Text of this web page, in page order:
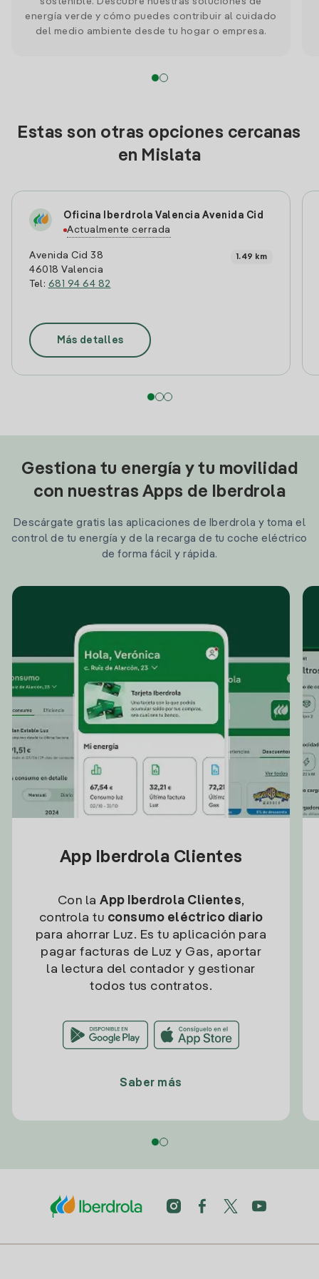
energía verde y cómo puedes contribuir al cuidado
del medio ambiente desde tu hogar o empresa.
Estas son otras opciones cercanas
en Mislata
Oficina Iberdrola Valencia Avenida Cid
Actualmente cerrada
Avenida Cid 38
46018 Valencia
Tel: 681 94 64 82
1.49 km
Más detalles
Gestiona tu energía y tu movilidad
con nuestras Apps de Iberdrola
Descárgate gratis las aplicaciones de Iberdrola y toma el
control de tu energía y de la recarga de tu coche eléctrico
de forma fácil y rápida.
App Iberdrola Clientes
Con la App Iberdrola Clientes,
controla tu consumo eléctrico diario
para ahorrar Luz. Es tu aplicación para
pagar facturas de Luz y Gas, aportar
la lectura del contador y gestionar
todos tus contratos.
Saber más